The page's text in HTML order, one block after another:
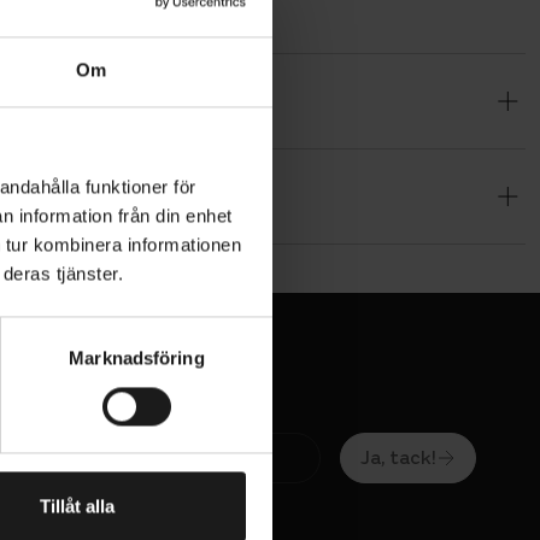
Om
funktioner för
information från din enhet
kombinera informationen
tjänster.
Marknadsföring
Tillåt alla
34 liter.
cyklar
torra
Ja, tack!